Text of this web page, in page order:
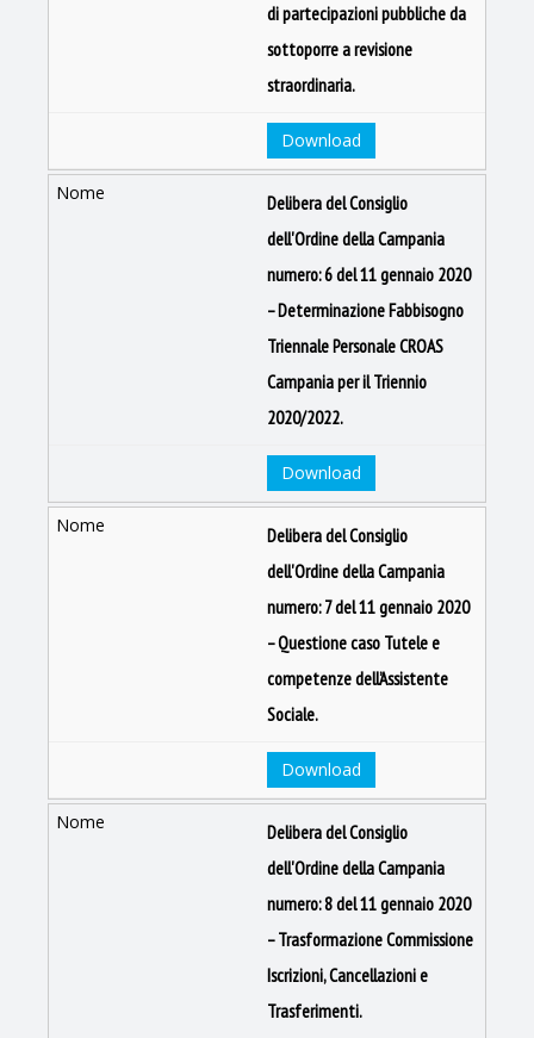
di partecipazioni pubbliche da
sottoporre a revisione
straordinaria.
Download
Delibera del Consiglio
dell'Ordine della Campania
numero: 6 del 11 gennaio 2020
– Determinazione Fabbisogno
Triennale Personale CROAS
Campania per il Triennio
2020/2022.
Download
Delibera del Consiglio
dell'Ordine della Campania
numero: 7 del 11 gennaio 2020
– Questione caso Tutele e
competenze dell’Assistente
Sociale.
Download
Delibera del Consiglio
dell'Ordine della Campania
numero: 8 del 11 gennaio 2020
– Trasformazione Commissione
Iscrizioni, Cancellazioni e
Trasferimenti.